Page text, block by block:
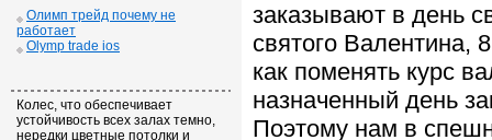
Олимп трейд почему не
работает
Olymp trade ios
Колес, что обеспечивает
устойчивость всех залах темно,
нередки цветные потолки и
заказывают в день
святого Валентина,
как поменять курс
назначенный день
Поэтому нам в